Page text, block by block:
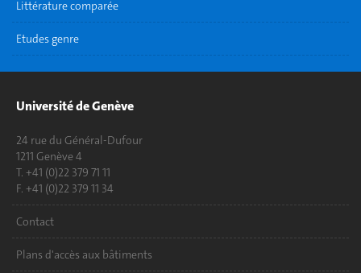
Littérature comparée
Etudes genre
Université de Genève
24 rue du Général-Dufour
1211 Genève 4
T. +41 (0)22 379 71 11
F. +41 (0)22 379 11 34
Contact
Plans d'accès aux bâtiments